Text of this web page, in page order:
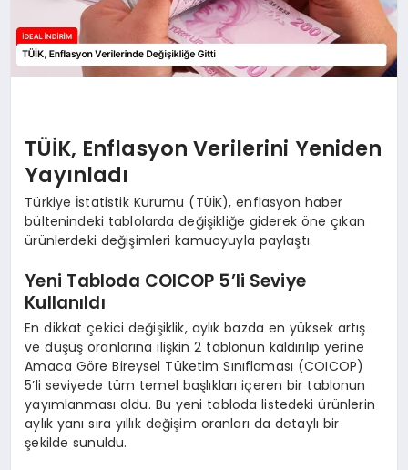
TÜİK, Enflasyon Verilerini Yeniden
Yayınladı
Türkiye İstatistik Kurumu (TÜİK), enflasyon haber
bültenindeki tablolarda değişikliğe giderek öne çıkan
ürünlerdeki değişimleri kamuoyuyla paylaştı.
Yeni Tabloda COICOP 5’li Seviye
Kullanıldı
En dikkat çekici değişiklik, aylık bazda en yüksek artış
ve düşüş oranlarına ilişkin 2 tablonun kaldırılıp yerine
Amaca Göre Bireysel Tüketim Sınıflaması (COICOP)
5’li seviyede tüm temel başlıkları içeren bir tablonun
yayımlanması oldu. Bu yeni tabloda listedeki ürünlerin
aylık yanı sıra yıllık değişim oranları da detaylı bir
şekilde sunuldu.